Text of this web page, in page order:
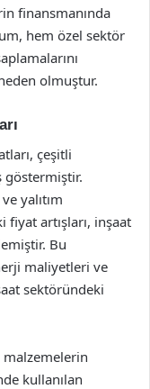
finansmanında
hem özel sektör
olmuştur.
çeşitli
göstermiştir.
yalıtım
artışları, inşaat
Bu
maliyetleri ve
sektöründeki
kullanılan